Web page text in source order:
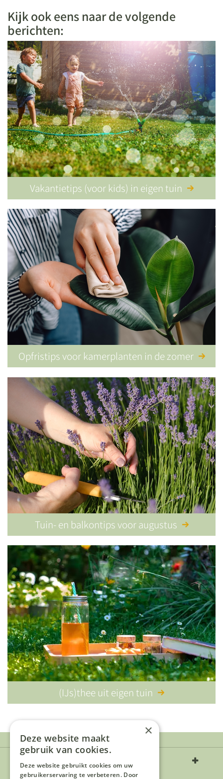
Kijk ook eens naar de volgende
berichten:
Vakantietips (voor kids) in eigen tuin
Opfristips voor kamerplanten in de zomer
Tuin- en balkontips voor augustus
(IJs)thee uit eigen tuin
Over ons
×
Deze website maakt
gebruik van cookies.
Deze website gebruikt cookies om uw
gebruikerservaring te verbeteren. Door